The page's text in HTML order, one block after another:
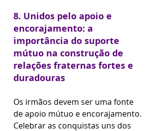
8. Unidos pelo apoio e
encorajamento: a
importância do suporte
mútuo na construção de
relações fraternas fortes e
duradouras
Os irmãos devem ser uma fonte
de apoio mútuo e encorajamento.
Celebrar as conquistas uns dos